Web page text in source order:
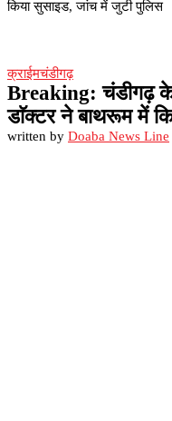
किया सुसाइड, जांच में जुटी पुलिस
क्राईमचंडीगढ़
Breaking: चंडीगढ़
डाॅक्टर ने बाथरूम में
written by Doaba News Line